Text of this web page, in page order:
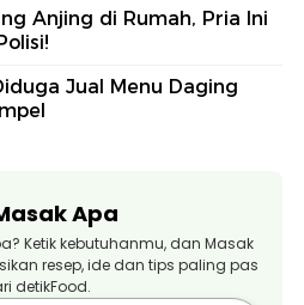
Anjing di Rumah, Pria Ini
Jual Menu Daging
Apa
Ketik kebutuhanmu, dan Masak
resep, ide dan tips paling pas
detikFood.